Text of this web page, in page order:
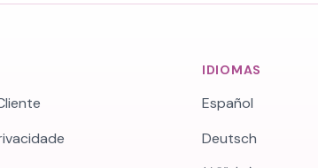
IDIOMAS
Español
Deutsch